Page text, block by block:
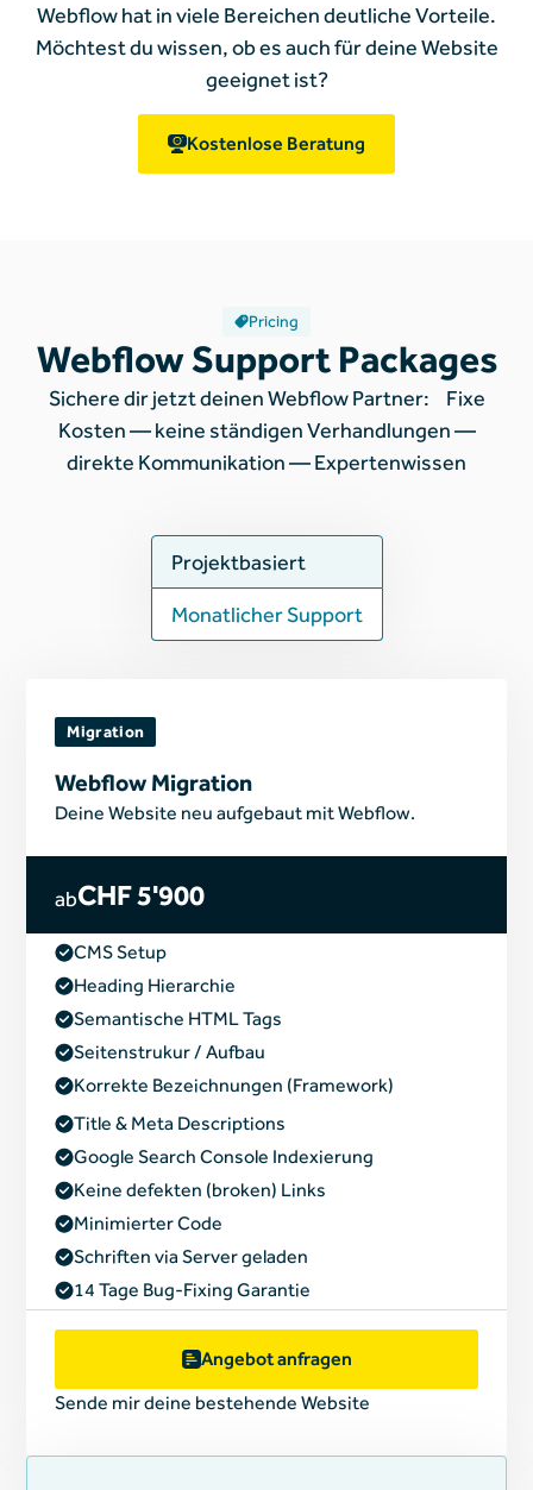
Webflow hat in viele Bereichen deutliche Vorteile.
Möchtest du wissen, ob es auch für deine Website
geeignet ist?
Kostenlose Beratung
Pricing
Webflow Support Packages
Sichere dir jetzt deinen Webflow Partner: Fixe
Kosten — keine ständigen Verhandlungen —
direkte Kommunikation — Expertenwissen
Projektbasiert
Monatlicher Support
Migration
Webflow Migration
Deine Website neu aufgebaut mit Webflow.
abCHF 5'900
CMS Setup
Heading Hierarchie
Semantische HTML Tags
Seitenstrukur / Aufbau
Korrekte Bezeichnungen (Framework)
Title & Meta Descriptions
Google Search Console Indexierung
Keine defekten (broken) Links
Minimierter Code
Schriften via Server geladen
14 Tage Bug-Fixing Garantie
Angebot anfragen
Sende mir deine bestehende Website